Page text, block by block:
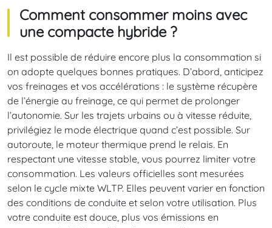
Comment consommer moins avec
une compacte hybride ?
Il est possible de réduire encore plus la consommation si
on adopte quelques bonnes pratiques. D’abord, anticipez
vos freinages et vos accélérations : le système récupère
de l’énergie au freinage, ce qui permet de prolonger
l’autonomie. Sur les trajets urbains ou à vitesse réduite,
privilégiez le mode électrique quand c’est possible. Sur
autoroute, le moteur thermique prend le relais. En
respectant une vitesse stable, vous pourrez limiter votre
consommation. Les valeurs officielles sont mesurées
selon le cycle mixte WLTP. Elles peuvent varier en fonction
des conditions de conduite et selon votre utilisation. Plus
votre conduite est douce, plus vos émissions en